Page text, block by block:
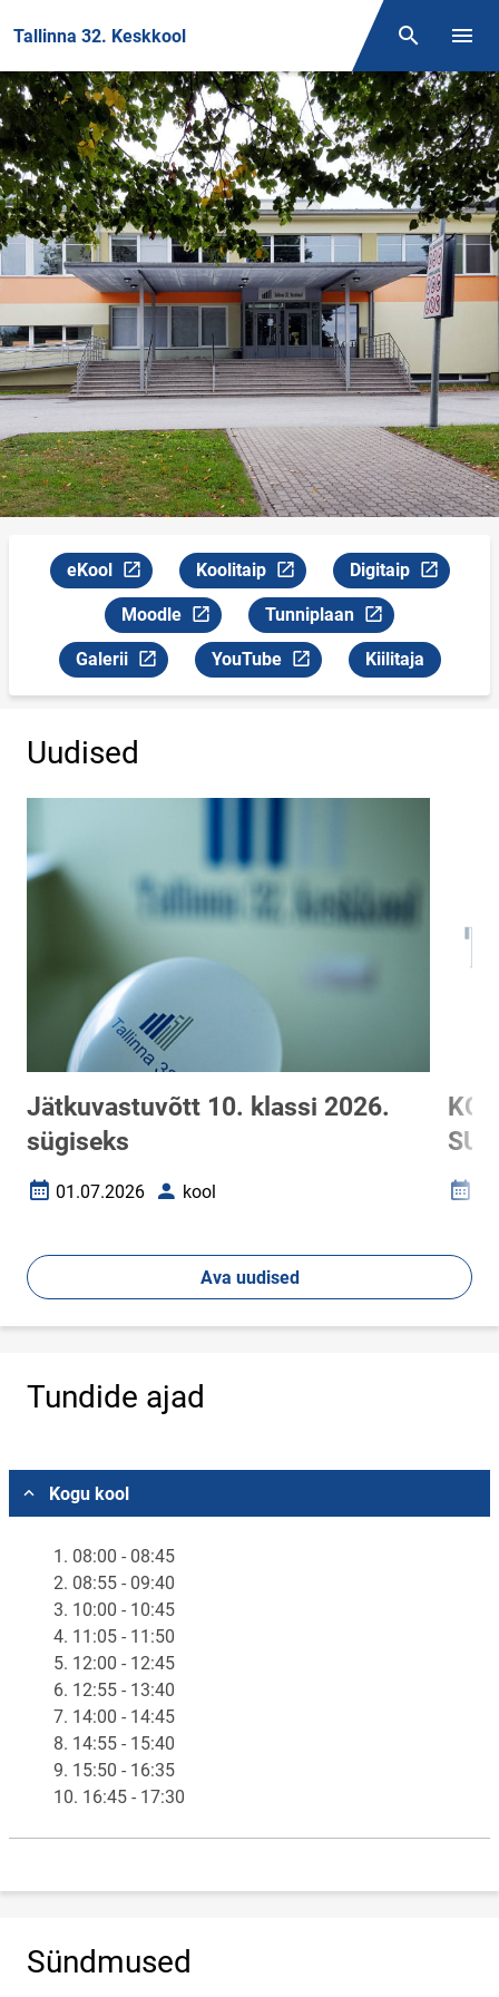
Tallinna 32. Keskkool Otsing
Front page
eKool
Link avaneb uuel leheküljel
Koolitaip
Link avaneb uuel leheküljel
Digitaip
Link avaneb uuel
Moodle
Link avaneb uuel leheküljel
Tunniplaan
Link avaneb uuel leheküljel
Galerii
Link avaneb uuel leheküljel
YouTube
Link avaneb uuel leheküljel
Kiilitaja
Uudised
Jätkuvastuvõtt 10. klassi 2026.
sügiseks
Loomise kuupäev
01.07.2026 Autorkool
Ava uudised
Tundide ajad
Kogu kool
1. 08:00 - 08:45
2. 08:55 - 09:40
3. 10:00 - 10:45
4. 11:05 - 11:50
5. 12:00 - 12:45
6. 12:55 - 13:40
7. 14:00 - 14:45
8. 14:55 - 15:40
9. 15:50 - 16:35
10. 16:45 - 17:30
Sündmused